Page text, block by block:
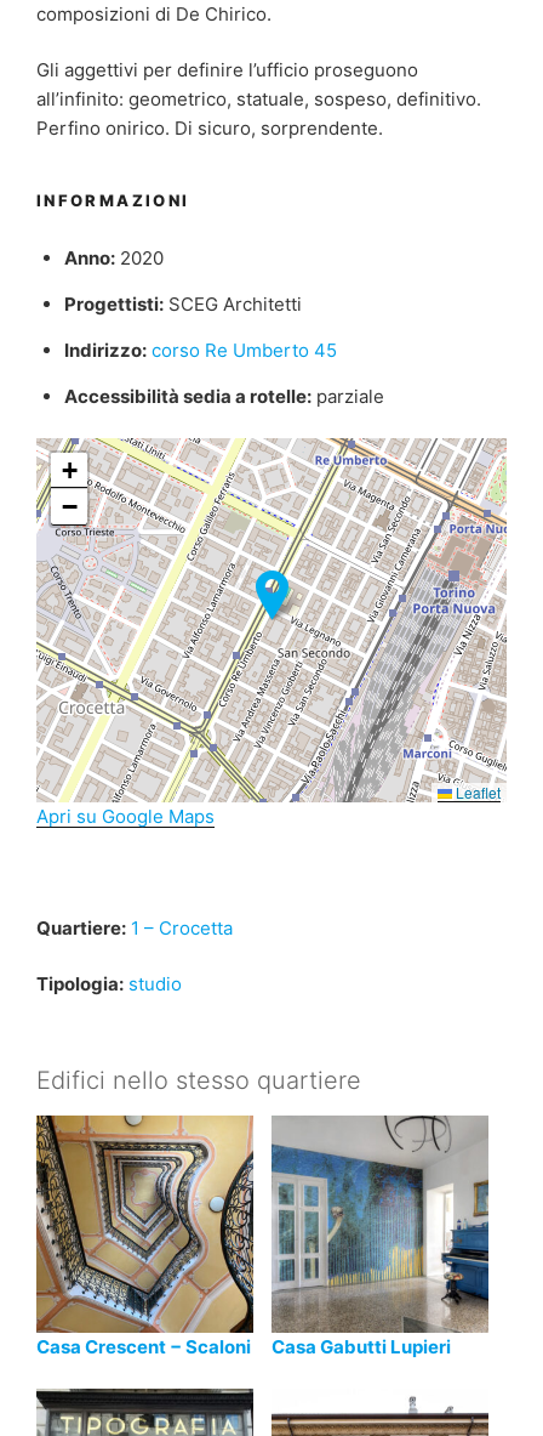
composizioni di De Chirico.
Gli aggettivi per definire l’ufficio proseguono
all’infinito: geometrico, statuale, sospeso, definitivo.
Perfino onirico. Di sicuro, sorprendente.
INFORMAZIONI
Anno:2020
Progettisti:SCEG Architetti
Indirizzo: corso Re Umberto 45
Accessibilità sedia a rotelle:parziale
+
−
Leaflet
Apri su Google Maps
Quartiere: 1 – Crocetta
Tipologia: studio
Edifici nello stesso quartiere
Casa Crescent − Scaloni Casa Gabutti Lupieri